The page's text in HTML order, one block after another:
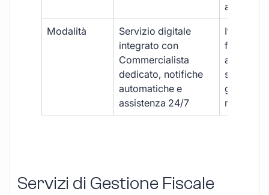
Modalità
Servizio digitale
integrato con
Commercialista
dedicato, notifiche
automatiche e
assistenza 24/7
Iter
studio e
gestione
manuale
Servizi di Gestione Fiscale